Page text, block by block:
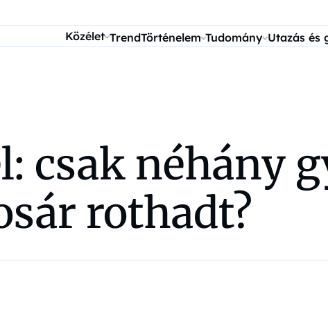
Közélet TrendTörténelem Tudomány Utazás és
csak néhány
rothadt?